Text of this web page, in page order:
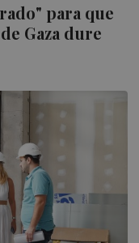
para que
Gaza dure